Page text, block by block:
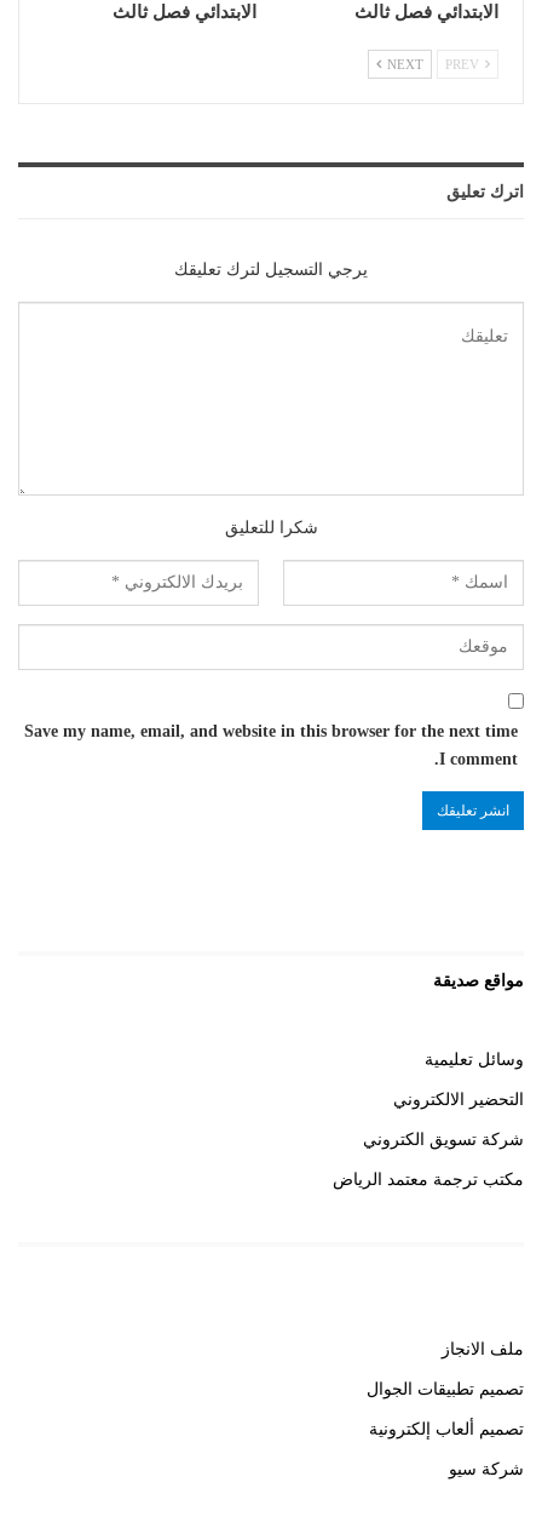
الابتدائي فصل ثالث
الابتدائي فصل ثالث
NEXT
اترك تعليق
يرجي التسجيل لترك تعليقك
شكرا للتعليق
Save my name, email, and website in this browser for the next time
I comment.
مواقع صديقة
وسائل تعليمية
التحضير الالكتروني
شركة تسويق الكتروني
مكتب ترجمة معتمد الرياض
ملف الانجاز
تصميم تطبيقات الجوال
تصميم ألعاب إلكترونية
شركة سيو